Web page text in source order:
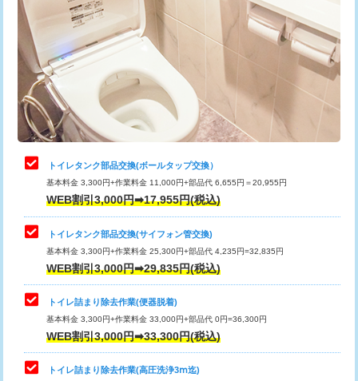
トイレタンク部品交換(ボールタップ交換）
基本料金 3,300円+作業料金 11,000円+部品代 6,655円＝20,955円
WEB割引3,000円➡17,955円(税込)
トイレタンク部品交換(サイフォン管交換)
基本料金 3,300円+作業料金 25,300円+部品代 4,235円=32,835円
WEB割引3,000円➡29,835円(税込)
トイレ詰まり除去作業(便器脱着)
基本料金 3,300円+作業料金 33,000円+部品代 0円=36,300円
WEB割引3,000円➡33,300円(税込)
トイレ詰まり除去作業(高圧洗浄3ⅿ迄)